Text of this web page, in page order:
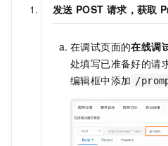
发送 POST 请求，获取
在调试页面的在线调
处填写已准备好的请
编辑框中添加 /